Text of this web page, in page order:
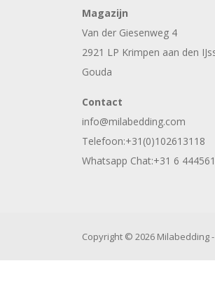
Magazijn
Van der
2921 LP Krimpen aan
Gouda
Contact
info@milabedding.com
Telefoon:+31(0)102613118
Whatsapp Chat:+31 6
Copyright © 2026 Milabedding